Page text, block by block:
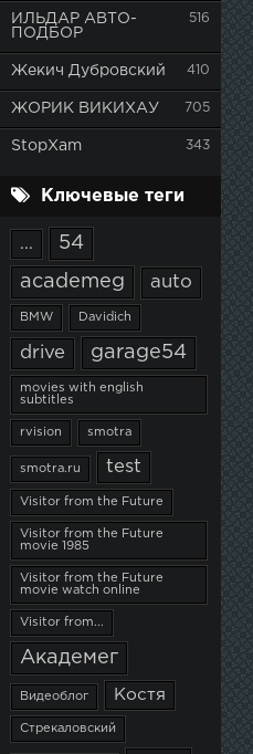
ИЛЬДАР АВТО-
ПОДБОР
516
Жекич Дубровский 410
ЖОРИК ВИКИХАУ 705
StopXam 343
Ключевые теги
... 54
academeg auto
BMW Davidich
drive garage54
movies with english
subtitles
rvision smotra
smotra.ru test
Visitor from the Future
Visitor from the Future
movie 1985
Visitor from the Future
movie watch online
Visitor from...
Академег
Видеоблог Костя
Стрекаловский